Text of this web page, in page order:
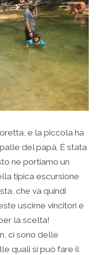
e la piccola ha
del papà. È stata
ne portiamo un
tipica escursione
che va quindi
uscirne vincitori e
la scelta!
ci sono delle
quali si può fare il